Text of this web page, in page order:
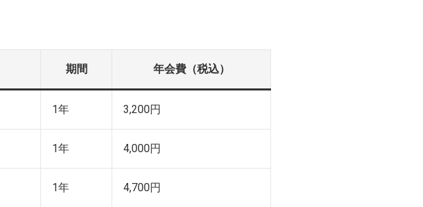
期間 年会費（税込）
1年 3,200円
1年 4,000円
1年 4,700円